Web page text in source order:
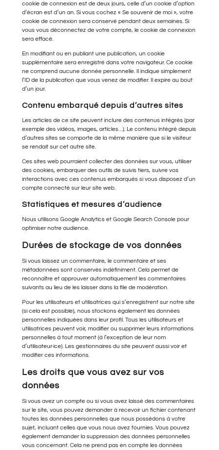
cookie de connexion est de deux jours, celle d’un cookie d’option
d’écran est d’un an. Si vous cochez « Se souvenir de moi », votre
cookie de connexion sera conservé pendant deux semaines. Si
vous vous déconnectez de votre compte, le cookie de connexion
sera effacé.
En modifiant ou en publiant une publication, un cookie
supplémentaire sera enregistré dans votre navigateur. Ce cookie
ne comprend aucune donnée personnelle. Il indique simplement
l’ID de la publication que vous venez de modifier. Il expire au bout
d’un jour.
Contenu embarqué depuis d’autres sites
Les articles de ce site peuvent inclure des contenus intégrés (par
exemple des vidéos, images, articles…). Le contenu intégré depuis
d’autres sites se comporte de la même manière que si le visiteur
se rendait sur cet autre site.
Ces sites web pourraient collecter des données sur vous, utiliser
des cookies, embarquer des outils de suivis tiers, suivre vos
interactions avec ces contenus embarqués si vous disposez d’un
compte connecté sur leur site web.
Statistiques et mesures d’audience
Nous utilisons Google Analytics et Google Search Console pour
optimiser notre audience.
Durées de stockage de vos données
Si vous laissez un commentaire, le commentaire et ses
métadonnées sont conservés indéfiniment. Cela permet de
reconnaître et approuver automatiquement les commentaires
suivants au lieu de les laisser dans la file de modération.
Pour les utilisateurs et utilisatrices qui s’enregistrent sur notre site
(si cela est possible), nous stockons également les données
personnelles indiquées dans leur profil. Tous les utilisateurs et
utilisatrices peuvent voir, modifier ou supprimer leurs informations
personnelles à tout moment (à l’exception de leur nom
d’utilisateur·ice). Les gestionnaires du site peuvent aussi voir et
modifier ces informations.
Les droits que vous avez sur vos
données
Si vous avez un compte ou si vous avez laissé des commentaires
sur le site, vous pouvez demander à recevoir un fichier contenant
toutes les données personnelles que nous possédons à votre
sujet, incluant celles que vous nous avez fournies. Vous pouvez
également demander la suppression des données personnelles
vous concernant. Cela ne prend pas en compte les données